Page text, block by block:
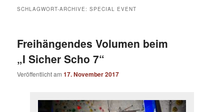
SCHLAGWORT-ARCHIVE:SPECIAL EVENT
Freihängendes Volumen beim
„I Sicher Scho 7“
Veröffentlicht am17. November 2017